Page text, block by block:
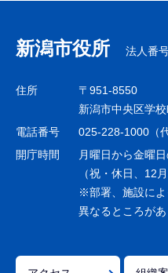
ナ
ビ
ゲ
シ
ョ
で
新潟市役所 法人番
住所
〒951-8550
新潟市中央区学
電話番号
025-228-1000（代
開庁時間
月曜日から金曜
（祝・休日、12
※部署、施設に
異なるところがあ